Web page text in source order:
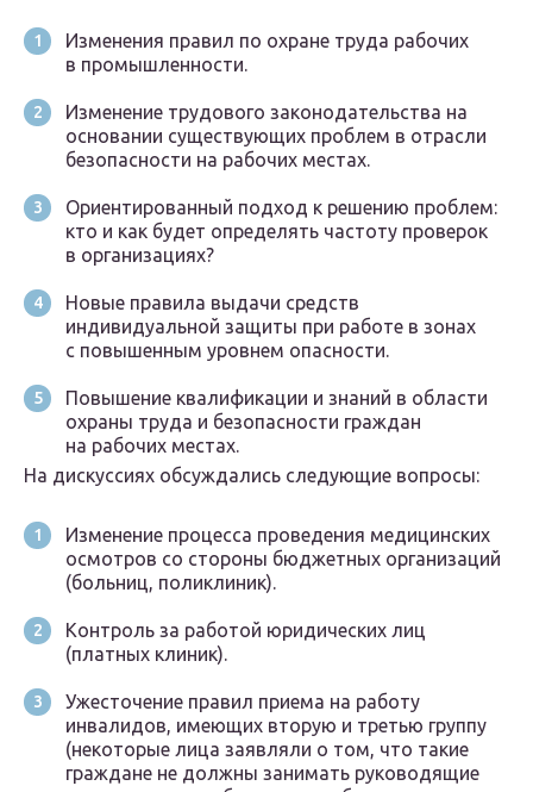
Изменения правил по охране труда рабочих
в промышленности.
Изменение трудового законодательства на
основании существующих проблем в отрасли
безопасности на рабочих местах.
Ориентированный подход к решению проблем:
кто и как будет определять частоту проверок
в организациях?
Новые правила выдачи средств
индивидуальной защиты при работе в зонах
с повышенным уровнем опасности.
Повышение квалификации и знаний в области
охраны труда и безопасности граждан
на рабочих местах.
На дискуссиях обсуждались следующие вопросы:
Изменение процесса проведения медицинских
осмотров со стороны бюджетных организаций
(больниц, поликлиник).
Контроль за работой юридических лиц
(платных клиник).
Ужесточение правил приема на работу
инвалидов, имеющих вторую и третью группу
(некоторые лица заявляли о том, что такие
граждане не должны занимать руководящие